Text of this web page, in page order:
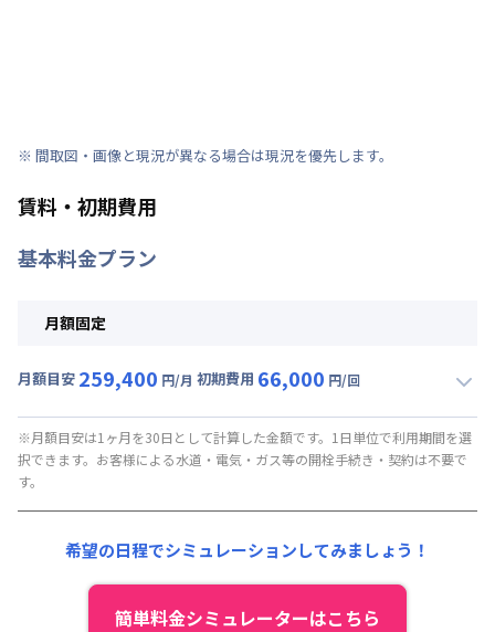
※ 間取図・画像と現況が異なる場合は現況を優先します。
賃料・初期費用
基本料金プラン
月額固定
月額目安 259,400 円/月 初期費用 66,000 円/回
月額賃料目安(30日利用)
賃料 : 200,000円/月
光熱費他 :
その他費用 :
ポケットWi-Fi: 4,000円/月 (税抜)
※月額目安は1ヶ月を30日として計算した金額です。1日単位で利用期間を選
択できます。お客様による水道・電気・ガス等の開栓手続き・契約は不要で
す。
希望の日程でシミュレーションしてみましょう！
簡単料金シミュレーターはこちら